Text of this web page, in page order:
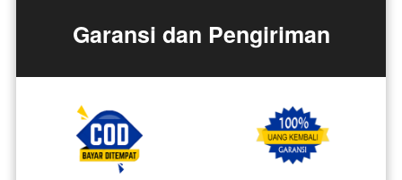
Garansi dan Pengiriman